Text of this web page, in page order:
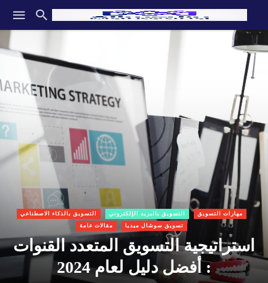
مهارات التسويق التسويق بالبريد الإلكتروني
التسويق بالذكاء الاصطناعي
تسويق سوشال ميديا
مقالات عامة
استراتيجية التسويق المتعدد القنوات
: أفضل دليل لعام 2024